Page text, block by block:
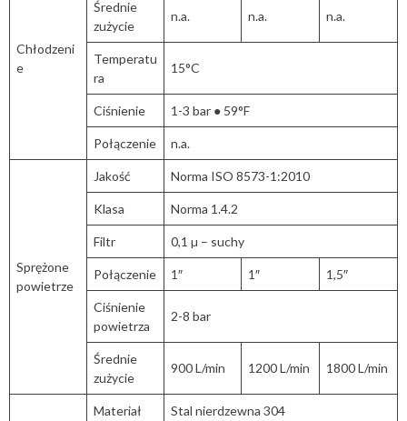
Chłodzeni
e
Średnie
zużycie
n.a. n.a. n.a.
Temperatu
ra
15°C
Ciśnienie 1-3 bar ● 59°F
Połączenie n.a.
Sprężone
powietrze
Jakość Norma ISO 8573-1:2010
Klasa Norma 1.4.2
Filtr 0,1 µ – suchy
Połączenie 1″ 1″ 1,5″
Ciśnienie
powietrza
2-8 bar
Średnie
zużycie
900 L/min 1200 L/min 1800 L/min
Materiał Stal nierdzewna 304